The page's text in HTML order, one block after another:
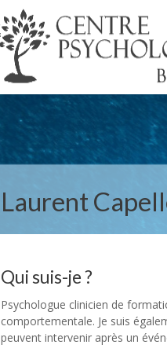
Laurent
Qui suis-je ?
Psychologue clinicien de
comportementale. Je suis
peuvent intervenir après un